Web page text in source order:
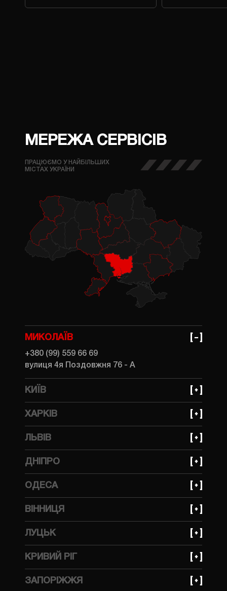
МЕРЕЖА СЕРВІСІВ
ПРАЦЮЄМО У НАЙБІЛЬШИХ
МІСТАХ УКРАЇНИ
МИКОЛАЇВ
+380 (99) 559 66 69
вулиця 4я Поздовжня 76 - А
КИЇВ
вулиця Івана Федорова, 31
ХАРКІВ
вулиця Динамівська, 10
ЛЬВІВ
вулиця Стрийська, 45 Ж
ДНІПРО
просп. Богдана Хмельницького, 148А
ОДЕСА
вулиця Тракторна, 1А
ВІННИЦЯ
вулиця Бучми, 233
ЛУЦЬК
КРИВИЙ РІГ
вулиця Волгоградська, 2Д
ЗАПОРІЖЖЯ